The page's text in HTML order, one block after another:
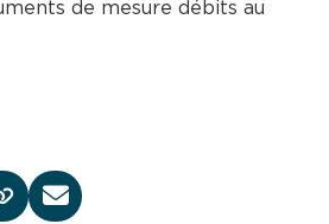
de mesure débits au